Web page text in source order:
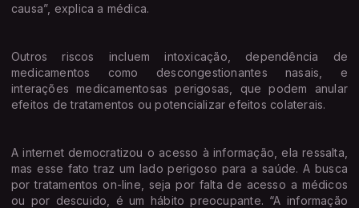
causa”, explica a médica.
Outros riscos incluem intoxicação, dependência de
medicamentos como descongestionantes nasais, e
interações medicamentosas perigosas, que podem anular
efeitos de tratamentos ou potencializar efeitos colaterais.
A internet democratizou o acesso à informação, ela ressalta,
mas esse fato traz um lado perigoso para a saúde. A busca
por tratamentos on-line, seja por falta de acesso a médicos
ou por descuido, é um hábito preocupante. “A informação